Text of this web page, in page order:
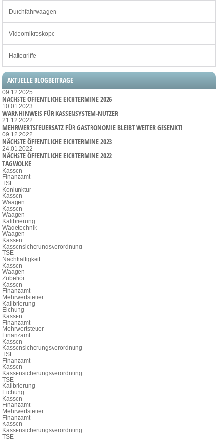
Durchfahrwaagen
Videomikroskope
Haltegriffe
AKTUELLE BLOGBEITRÄGE
09.12.2025
NÄCHSTE ÖFFENTLICHE EICHTERMINE 2026
10.01.2023
WARNHINWEIS FÜR KASSENSYSTEM-NUTZER
21.12.2022
MEHRWERTSTEUERSATZ FÜR GASTRONOMIE BLEIBT WEITER GESENKT!
09.12.2022
NÄCHSTE ÖFFENTLICHE EICHTERMINE 2023
24.01.2022
NÄCHSTE ÖFFENTLICHE EICHTERMINE 2022
TAGWOLKE
Kassen
Finanzamt
TSE
Konjunktur
Kassen
Waagen
Kassen
Waagen
Kalibrierung
Wägetechnik
Waagen
Kassen
Kassensicherungsverordnung
TSE
Nachhaltigkeit
Kassen
Waagen
Zubehör
Kassen
Finanzamt
Mehrwertsteuer
Kalibrierung
Eichung
Kassen
Finanzamt
Mehrwertsteuer
Finanzamt
Kassen
Kassensicherungsverordnung
TSE
Finanzamt
Kassen
Kassensicherungsverordnung
TSE
Kalibrierung
Eichung
Kassen
Finanzamt
Mehrwertsteuer
Finanzamt
Kassen
Kassensicherungsverordnung
TSE